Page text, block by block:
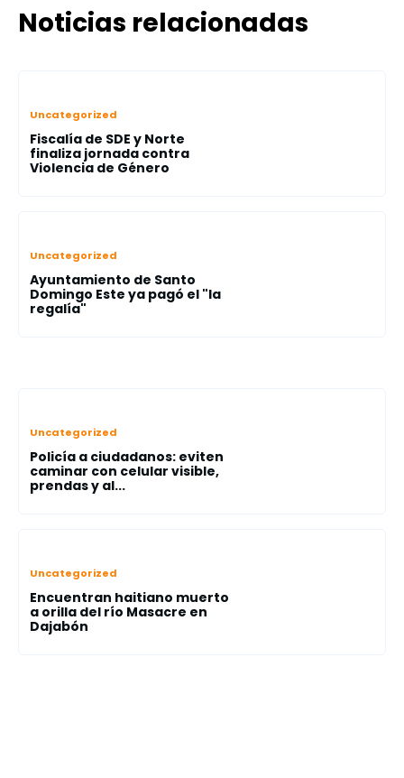
Noticias relacionadas
Uncategorized
Fiscalía de SDE y Norte
finaliza jornada contra
Violencia de Género
Uncategorized
Ayuntamiento de Santo
Domingo Este ya pagó el "la
regalía"
Uncategorized
Policía a ciudadanos: eviten
caminar con celular visible,
prendas y al...
Uncategorized
Encuentran haitiano muerto
a orilla del río Masacre en
Dajabón